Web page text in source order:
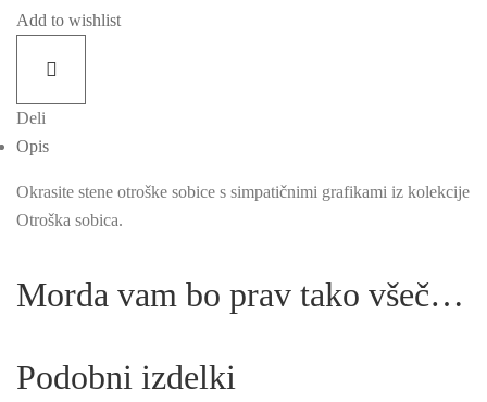
Add to wishlist
Deli
Opis
Okrasite stene otroške sobice s simpatičnimi grafikami iz kolekcije
Otroška sobica.
Morda vam bo prav tako všeč…
Podobni izdelki